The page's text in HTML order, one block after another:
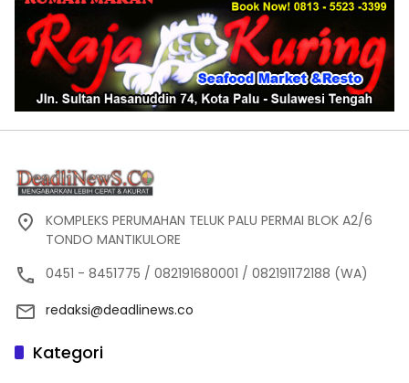
KOMPLEKS PERUMAHAN TELUK PALU PERMAI BLOK A2/6
TONDO MANTIKULORE
0451 - 8451775 / 082191680001 / 082191172188 (WA)
redaksi@deadlinews.co
Kategori